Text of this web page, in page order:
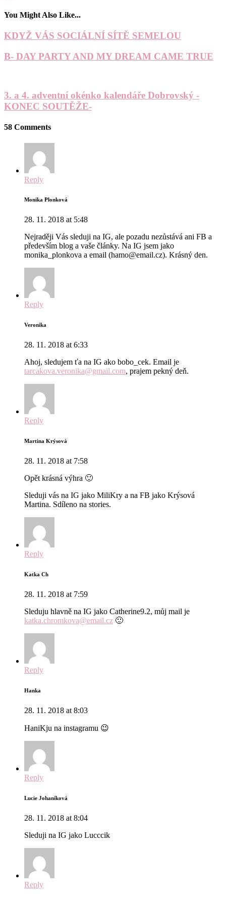
You Might Also Like...
KDYŽ VÁS SOCIÁLNÍ SÍTĚ SEMELOU
B- DAY PARTY AND MY DREAM CAME TRUE
3. a 4. adventní okénko kalendáře Dobrovský -
KONEC SOUTĚŽE-
58 Comments
Reply
Monika Plonková
28. 11. 2018 at 5:48
Nejraději Vás sleduji na IG, ale pozadu nezůstává ani FB a
především blog a vaše články. Na IG jsem jako
monika_plonkova a email (hamo@email.cz). Krásný den.
Reply
Veronika
28. 11. 2018 at 6:33
Ahoj, sledujem ťa na IG ako bobo_cek. Email je
tarcakova.veronika@gmail.com, prajem pekný deň.
Reply
Martina Krýsová
28. 11. 2018 at 7:58
Opět krásná výhra 🙂
Sleduji vás na IG jako MiliKry a na FB jako Krýsová
Martina. Sdíleno na stories.
Reply
Katka Ch
28. 11. 2018 at 7:59
Sleduju hlavně na IG jako Catherine9.2, můj mail je
katka.chromkova@email.cz 🙂
Reply
Hanka
28. 11. 2018 at 8:03
HaniKju na instagramu 😉
Reply
Lucie Johaníková
28. 11. 2018 at 8:04
Sleduji na IG jako Lucccik
Reply